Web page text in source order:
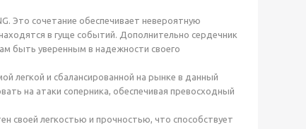
Это сочетание обеспечивает невероятную
в гуще событий. Дополнительно сердечник
быть уверенным в надежности своего
легкой и сбалансированной на рынке в данный
на атаки соперника, обеспечивая превосходный
своей легкостью и прочностью, что способствует